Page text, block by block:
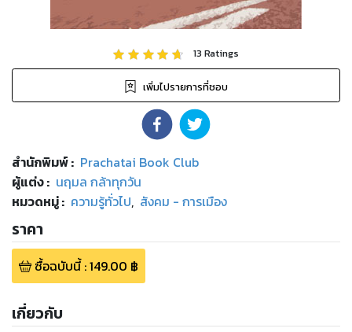
13 Ratings
เพิ่มไปรายการที่ชอบ
สำนักพิมพ์: Prachatai Book Club
ผู้แต่ง : นฤมล กล้าทุกวัน
หมวดหมู่: ความรู้ทั่วไป, สังคม - การเมือง
ราคา
ซื้อฉบับนี้:149.00 ฿
เกี่ยวกับ